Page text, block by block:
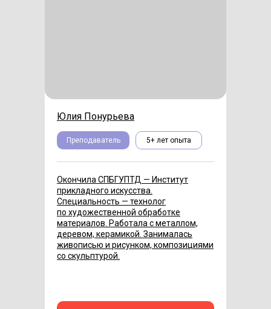
Юлия Понурьева
5+ лет опыта
Преподаватель
Окончила СПБГУПТД — Институт
прикладного искусства.
Специальность — технолог
по художественной обработке
материалов. Работала с металлом,
деревом, керамикой. Занималась
живописью и рисунком, композициями
со скульптурой.